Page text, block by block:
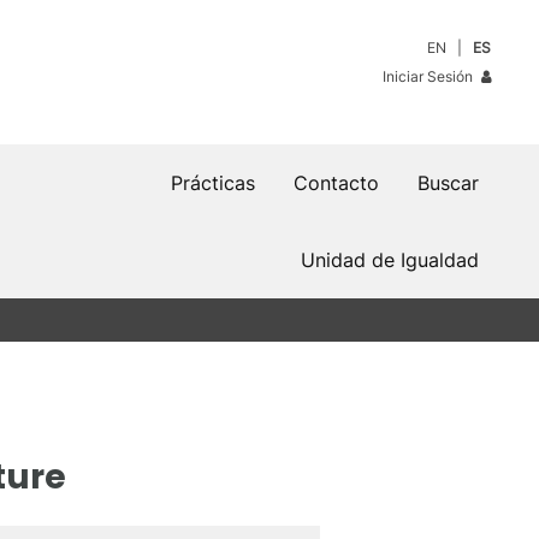
EN
ES
Iniciar Sesión
Buscar
Contacto
Prácticas
Unidad de Igualdad